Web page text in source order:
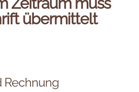
übermittelt
Rechnung